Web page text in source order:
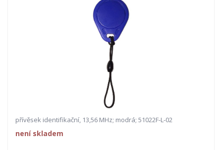
přívěsek identifikační, 13,56 MHz; modrá; 51022F-L-02
není skladem